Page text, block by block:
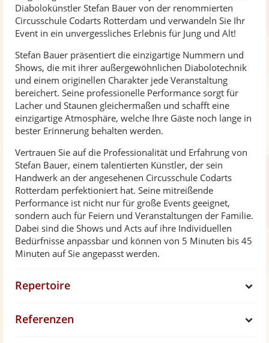
Diabolokünstler Stefan Bauer von der renommierten
Circusschule Codarts Rotterdam und verwandeln Sie Ihr
Event in ein unvergessliches Erlebnis für Jung und Alt!
Stefan Bauer präsentiert die einzigartige Nummern und
Shows, die mit ihrer außergewöhnlichen Diabolotechnik
und einem originellen Charakter jede Veranstaltung
bereichert. Seine professionelle Performance sorgt für
Lacher und Staunen gleichermaßen und schafft eine
einzigartige Atmosphäre, welche Ihre Gäste noch lange in
bester Erinnerung behalten werden.
Vertrauen Sie auf die Professionalität und Erfahrung von
Stefan Bauer, einem talentierten Künstler, der sein
Handwerk an der angesehenen Circusschule Codarts
Rotterdam perfektioniert hat. Seine mitreißende
Performance ist nicht nur für große Events geeignet,
sondern auch für Feiern und Veranstaltungen der Familie.
Dabei sind die Shows und Acts auf ihre Individuellen
Bedürfnisse anpassbar und können von 5 Minuten bis 45
Minuten auf Sie angepasst werden.
Repertoire
Referenzen